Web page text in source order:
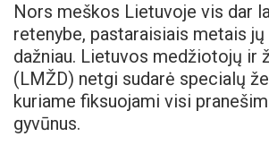
Nors meškos Lietuvoje vis dar
retenybe, pastaraisiais metais
dažniau. Lietuvos medžiotojų ir
(LMŽD) netgi sudarė specialų
kuriame fiksuojami visi
gyvūnus.